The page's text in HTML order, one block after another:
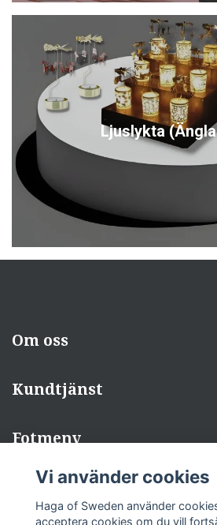
Ljuslykta
Om oss
Kundtjänst
Fotmeny
Sociala medier
Vi använder cookies
Haga of Sweden använder
acceptera cookies om du vill